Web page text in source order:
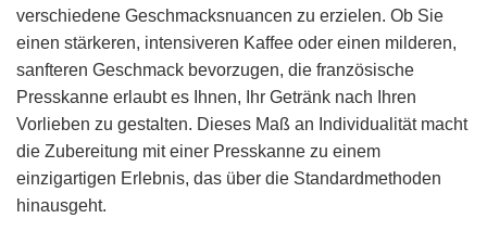
verschiedene Geschmacksnuancen zu erzielen. Ob Sie
einen stärkeren, intensiveren Kaffee oder einen milderen,
sanfteren Geschmack bevorzugen, die französische
Presskanne erlaubt es Ihnen, Ihr Getränk nach Ihren
Vorlieben zu gestalten. Dieses Maß an Individualität macht
die Zubereitung mit einer Presskanne zu einem
einzigartigen Erlebnis, das über die Standardmethoden
hinausgeht.